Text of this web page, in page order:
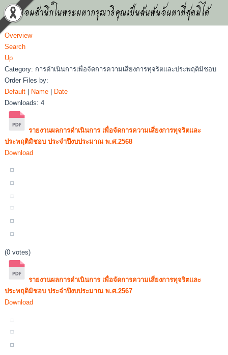
น้อมสำนึกในพระมหากรุณาธิคุณเป็นล้นพ้นอันหาที่สุดมิได้
Overview
Search
Up
Category: การดำเนินการเพื่อจัดการความเสี่ยงการทุจริตและประพฤติมิชอบ
Order Files by:
Default
Name
Date
Downloads: 4
รายงานผลการดำเนินการ เพื่อจัดการความเสี่ยงการทุจริตและ
ประพฤติมิชอบ ประจำปึงบประมาณ พ.ศ.2568
Download
(0 votes)
รายงานผลการดำเนินการ เพื่อจัดการความเสี่ยงการทุจริตและ
ประพฤติมิชอบ ประจำปึงบประมาณ พ.ศ.2567
Download